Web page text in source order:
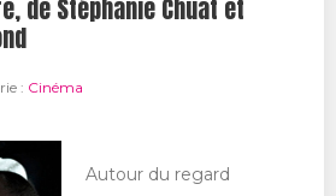
de Stéphanie Chuat et
: Cinéma
Autour du regard